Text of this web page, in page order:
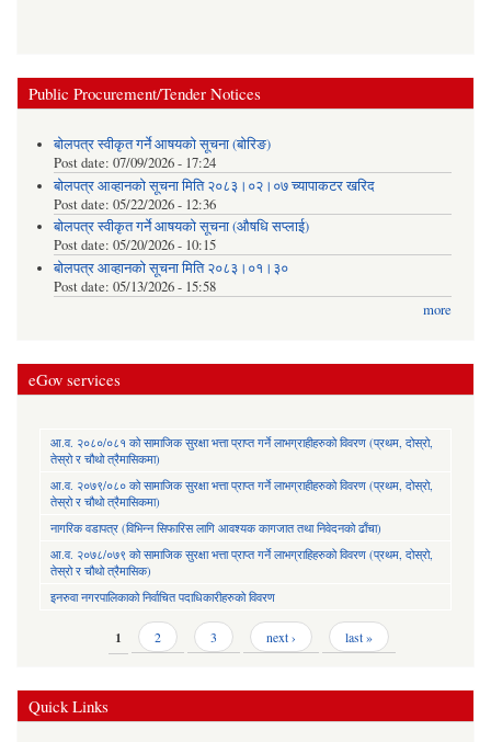
Public Procurement/Tender Notices
बोलपत्र स्वीकृत गर्ने आषयको सूचना (बोरिङ)
Post date: 07/09/2026 - 17:24
बोलपत्र आव्हानको सूचना मिति २०८३।०२।०७ च्यापाकटर खरिद
Post date: 05/22/2026 - 12:36
बोलपत्र स्वीकृत गर्ने आषयको सूचना (औषधि सप्लाई)
Post date: 05/20/2026 - 10:15
बोलपत्र आव्हानको सूचना मिति २०८३।०१।३०
Post date: 05/13/2026 - 15:58
more
eGov services
आ.व. २०८०/०८१ को सामाजिक सुरक्षा भत्ता प्राप्त गर्ने लाभग्राहीहरुको विवरण (प्रथम, दोस्रो,
तेस्रो र चौथो त्रैमासिकमा)
आ.व. २०७९/०८० को सामाजिक सुरक्षा भत्ता प्राप्त गर्ने लाभग्राहीहरुको विवरण (प्रथम, दोस्रो,
तेस्रो र चौथो त्रैमासिकमा)
नागरिक वडापत्र (विभिन्न सिफारिस लागि आवश्यक कागजात तथा निवेदनको ढाँचा)
आ.व. २०७८/०७९ को सामाजिक सुरक्षा भत्ता प्राप्त गर्ने लाभग्राहिहरुको विवरण (प्रथम, दोस्रो,
तेस्रो र चौथो त्रैमासिक)
इनरुवा नगरपालिकाको निर्वाचित पदाधिकारीहरुको विवरण
1 2 3 next › last »
Quick Links